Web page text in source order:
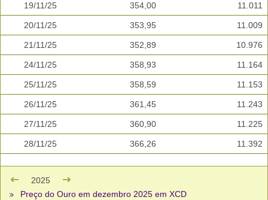
19/11/25 354,00 11.011
20/11/25 353,95 11.009
21/11/25 352,89 10.976
24/11/25 358,93 11.164
25/11/25 358,59 11.153
26/11/25 361,45 11.243
27/11/25 360,90 11.225
28/11/25 366,26 11.392
2025
Preço do Ouro em dezembro 2025 em XCD